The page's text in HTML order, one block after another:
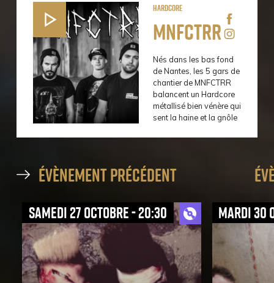
Hardcore
MNFCTRR
Nés dans les bas fond
de Nantes, les 5 gars de
chantier de MNFCTRR
balancent un Hardcore
métallisé bien vénère qui
sent la haine et la gnôle
évènement précédent
samedi 27 octobre - 20:30 mardi 30